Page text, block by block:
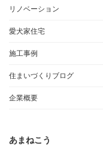
リノベーション
愛犬家住宅
施工事例
住まいづくりブログ
企業概要
あまねこう